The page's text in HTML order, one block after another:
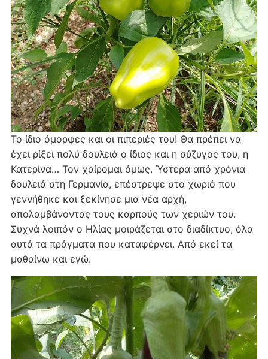
Το ίδιο όμορφες και οι πιπεριές του! Θα πρέπει να
έχει ρίξει πολύ δουλειά ο ίδιος και η σύζυγος του, η
Κατερίνα… Τον χαίρομαι όμως. Ύστερα από χρόνια
δουλειά στη Γερμανία, επέστρεψε στο χωριό που
γεννήθηκε και ξεκίνησε μια νέα αρχή,
απολαμβάνοντας τους καρπούς των χεριών του.
Συχνά λοιπόν ο Ηλίας μοιράζεται στο διαδίκτυο, όλα
αυτά τα πράγματα που καταφέρνει. Από εκεί τα
μαθαίνω και εγώ.